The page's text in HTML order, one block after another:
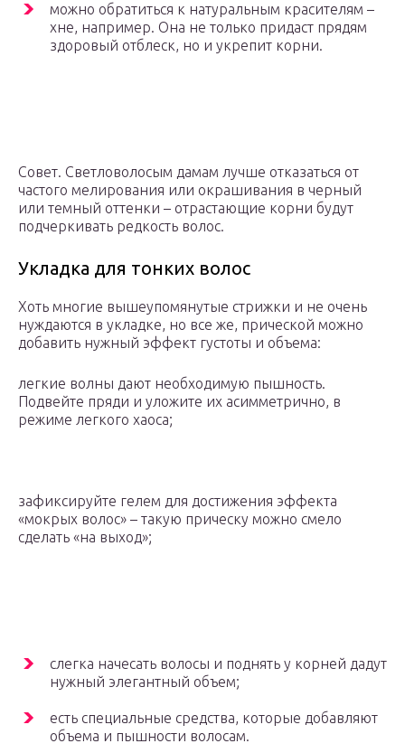
можно обратиться к натуральным красителям –
хне, например. Она не только придаст прядям
здоровый отблеск, но и укрепит корни.
Совет. Светловолосым дамам лучше отказаться от
частого мелирования или окрашивания в черный
или темный оттенки – отрастающие корни будут
подчеркивать редкость волос.
Укладка для тонких волос
Хоть многие вышеупомянутые стрижки и не очень
нуждаются в укладке, но все же, прической можно
добавить нужный эффект густоты и объема:
легкие волны дают необходимую пышность.
Подвейте пряди и уложите их асимметрично, в
режиме легкого хаоса;
зафиксируйте гелем для достижения эффекта
«мокрых волос» – такую прическу можно смело
сделать «на выход»;
слегка начесать волосы и поднять у корней дадут
нужный элегантный объем;
есть специальные средства, которые добавляют
объема и пышности волосам.